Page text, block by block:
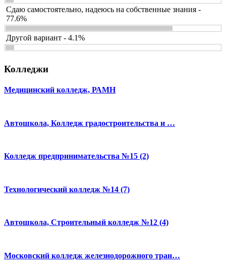
Сдаю самостоятельно, надеюсь на собственные знания -
77.6%
Другой вариант - 4.1%
Колледжи
Медицинский колледж, РАМН
Автошкола, Колледж градостроительства и …
Колледж предпринимательства №15 (2)
Технологический колледж №14 (7)
Автошкола, Строительный колледж №12 (4)
Московский колледж железнодорожного тран…